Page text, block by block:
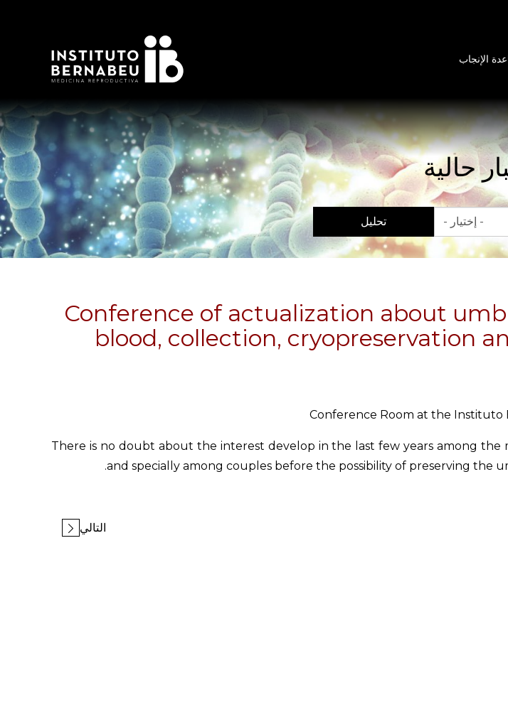
الإنجاب
حالية
تحليل
Conference of actualization about
blood, collection, cryopreservation
Conference Room at the Instituto
There is no doubt about the interest develop in the last few years among the
and specially among couples before the possibility of preserving the
التالي